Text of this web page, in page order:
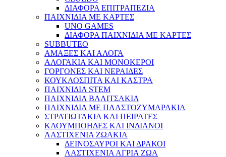
ΔΙΑΦΟΡΑ ΕΠΙΤΡΑΠΕΖΙΑ
ΠΑΙΧΝΙΔΙΑ ΜΕ ΚΑΡΤΕΣ
UNO GAMES
ΔΙΑΦΟΡΑ ΠΑΙΧΝΙΔΙΑ ΜΕ ΚΑΡΤΕΣ
SUBBUTEO
ΑΜΑΞΕΣ ΚΑΙ ΑΛΟΓΑ
ΑΛΟΓΑΚΙΑ ΚΑΙ ΜΟΝΟΚΕΡΟΙ
ΓΟΡΓΟΝΕΣ ΚΑΙ ΝΕΡΑΙΔΕΣ
ΚΟΥΚΛΟΣΠΙΤΑ ΚΑΙ ΚΑΣΤΡΑ
ΠΑΙΧΝΙΔΙΑ STEM
ΠΑΙΧΝΙΔΙΑ ΒΑΛΙΤΣΑΚΙΑ
ΠΑΙΧΝΙΔΙΑ ΜΕ ΠΛΑΣΤΟΖΥΜΑΡΑΚΙΑ
ΣΤΡΑΤΙΩΤΑΚΙΑ ΚΑΙ ΠΕΙΡΑΤΕΣ
ΚΑΟΥΜΠΟΗΔΕΣ ΚΑΙ ΙΝΔΙΑΝΟΙ
ΛΑΣΤΙΧΕΝΙΑ ΖΩΑΚΙΑ
ΔΕΙΝΟΣΑΥΡΟΙ ΚΑΙ ΔΡΑΚΟΙ
ΛΑΣΤΙΧΕΝΙΑ ΑΓΡΙΑ ΖΩΑ